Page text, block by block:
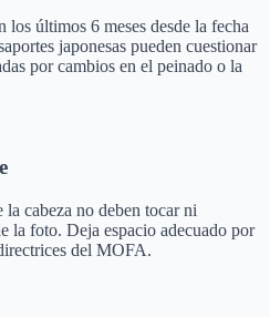
los últimos 6 meses desde la fecha
japonesas pueden cuestionar
por cambios en el peinado o la
cabeza no deben tocar ni
la foto. Deja espacio adecuado por
del MOFA.